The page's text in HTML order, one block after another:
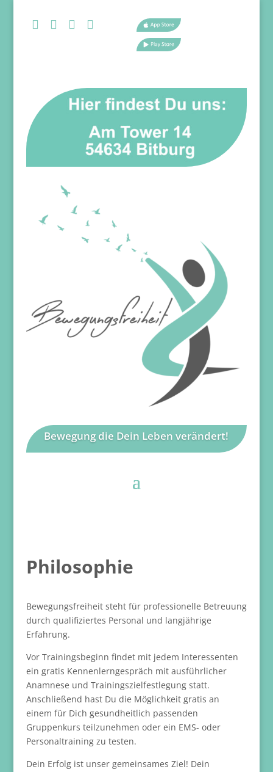
   
Bewegung die Dein Leben verändert!
Philosophie
Bewegungsfreiheit steht für professionelle Betreuung
durch qualifiziertes Personal und langjährige
Erfahrung.
Vor Trainingsbeginn findet mit jedem Interessenten
ein gratis Kennenlerngespräch mit ausführlicher
Anamnese und Trainingszielfestlegung statt.
Anschließend hast Du die Möglichkeit gratis an
einem für Dich gesundheitlich passenden
Gruppenkurs teilzunehmen oder ein EMS- oder
Personaltraining zu testen.
Dein Erfolg ist unser gemeinsames Ziel! Dein